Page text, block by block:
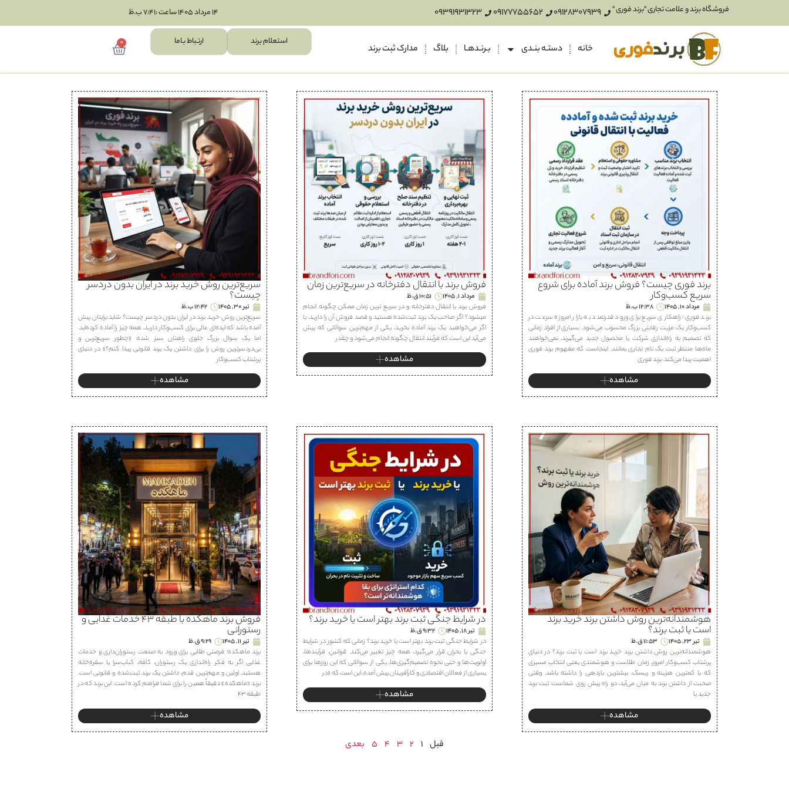
فروشگاه برند و علامت تجاری "برند فوری " 09128307939
09177755652
09391931323 14 مرداد 1405 ساعت :7:41 ب.ظ
خانه دستـه بنـدی بـرنـدهـا بلاگ مدارک ثبت برند
استعلام برند ارتـباط بـاما 0
برند فوری چیست؟ فروش برند آماده برای شروع
سریع کسب‌وکار
مرداد 10, 1405
12:38 ب.ظ
برند فوری؛ راهکاری سریع برای ورود قدرتمند به بازار امروزه سرعت در
کسب‌وکار یک مزیت رقابتی بزرگ محسوب می‌شود. بسیاری از افراد زمانی
که تصمیم به راه‌اندازی شرکت یا محصول جدید می‌گیرند، نمی‌خواهند
ماه‌ها منتظر ثبت یک نام تجاری بمانند. اینجاست که مفهوم برند فوری
اهمیت پیدا می‌کند. برند فوری
مشاهده
فروش برند با انتقال دفترخانه در سریع‌ترین زمان
مرداد 1, 1405
10:51 ق.ظ
فروش برند با انتقال دفترخانه و در سریع ترین زمان ممکن چگونه انجام
میشود؟ اگر صاحب یک برند ثبت‌شده هستید و قصد فروش آن را دارید، یا
اگر می‌خواهید یک برند آماده بخرید، یکی از مهم‌ترین سوالاتی که پیش
می‌آید این است که فرآیند انتقال چگونه انجام می‌شود و چقدر
مشاهده
سریع‌ترین روش خرید برند در ایران بدون دردسر
چیست؟
تیر 30, 1405
12:42 ب.ظ
سریع‌ترین روش خرید برند در ایران بدون دردسر چیست؟ شاید برایتان پیش
آمده باشد که ایده‌ای عالی برای کسب‌وکار دارید، همه چیز را آماده کرده‌اید،
اما یک سوال بزرگ جلوی راهتان سبز شده: «چطور سریع‌ترین و
بی‌دردسرترین روش را برای داشتن یک برند قانونی پیدا کنم؟» در دنیای
پرشتاب کسب‌وکار
مشاهده
هوشمندانه‌ترین روش داشتن برند خرید برند
است یا ثبت برند؟
تیر 23, 1405
11:53 ق.ظ
هوشمندانه‌ترین روش داشتن برند خرید برند است یا ثبت برند؟ در دنیای
پرشتاب کسب‌وکار امروز، زمان طلاست و هوشمندی یعنی انتخاب مسیری
که با کمترین هزینه و ریسک، بیشترین بازدهی را داشته باشد. وقتی
صحبت از داشتن برند به میان می‌آید، دو راه پیش روی شماست: ثبت برند
جدید یا
مشاهده
در شرایط جنگی ثبت برند بهتر است یا خرید برند؟
تیر 18, 1405
9:32 ق.ظ
در شرایط جنگی ثبت برند بهتر است یا خرید برند؟ زمانی که کشور در شرایط
جنگی یا بحران قرار می‌گیرد، همه چیز تغییر می‌کند. قوانین، فرآیندها،
اولویت‌ها و حتی نحوه تصمیم‌گیری‌ها. یکی از سوالاتی که این روزها برای
بسیاری از فعالان اقتصادی و کارآفرینان پیش آمده، این است که «در
مشاهده
فروش برند ماهكده با طبقه ۴۳ خدمات غذایی و
رستورانی
تیر 11, 1405
9:29 ق.ظ
برند ماهكده؛ فرصتی طلایی برای ورود به صنعت رستوران‌داری و خدمات
غذایی اگر به فکر راه‌اندازی یک رستوران، كافه، كباب‌سرا یا سفره‌خانه
هستید، اولین و مهم‌ترین قدم، داشتن یک برند ثبت‌شده و قانونی است.
برند «ماهكده» دقیقاً همین را برای شما فراهم کرده است. این برند که در
طبقه ۴۳
مشاهده
قبل 1
2
3
4
5 بعدی